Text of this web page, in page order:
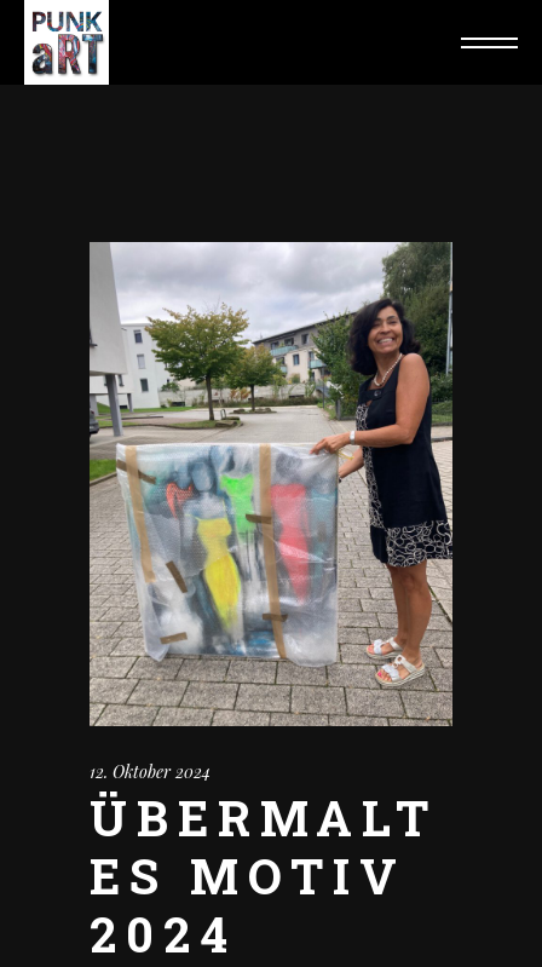
12. Oktober 2024
ÜBERMALT
ES MOTIV
2024